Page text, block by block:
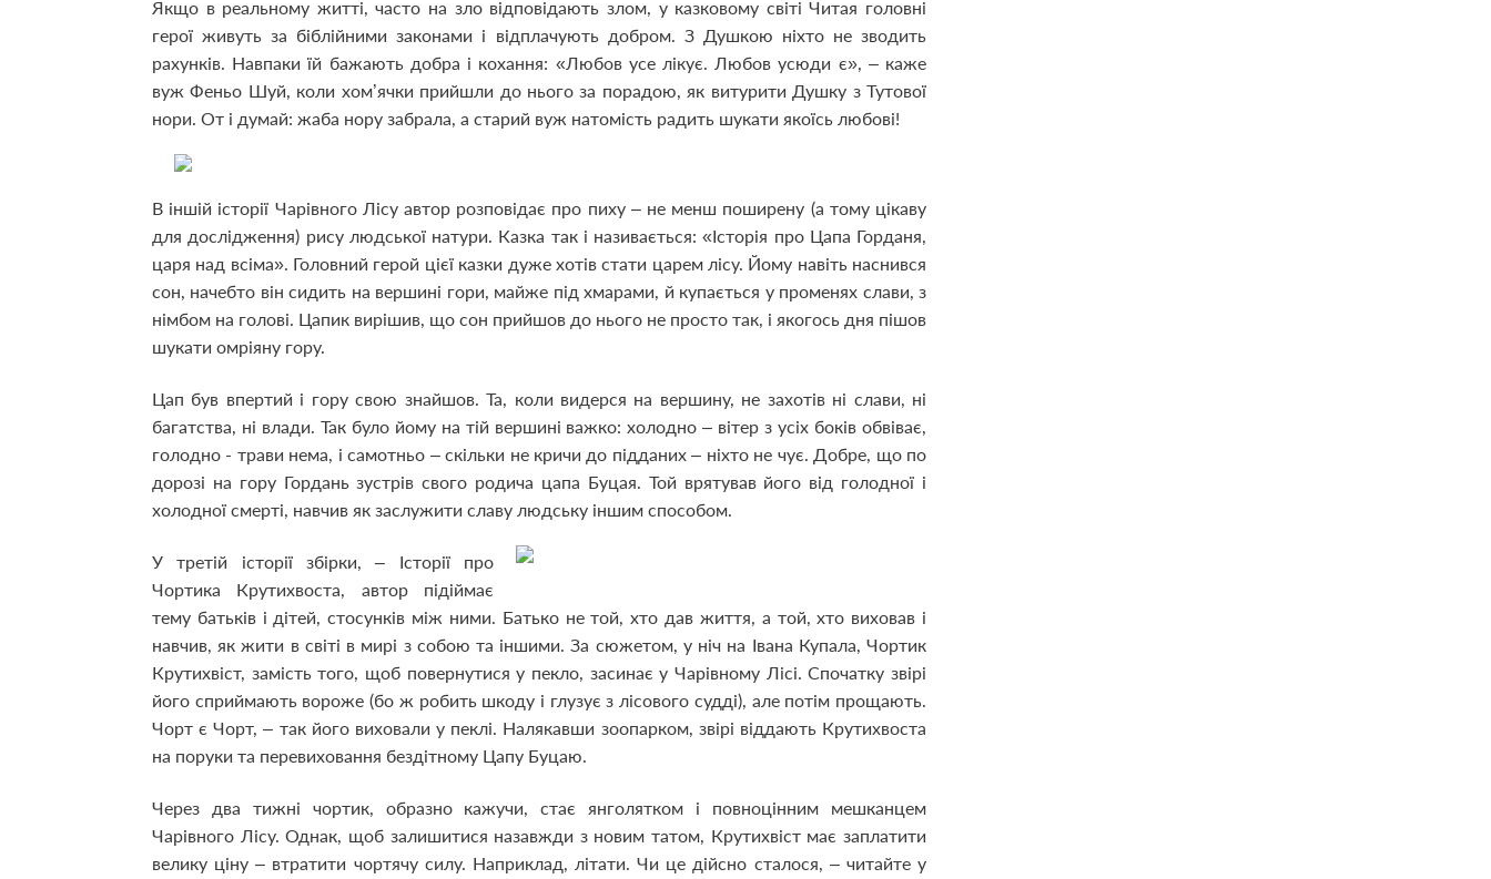
Якщо в реальному житті, часто на зло відповідають злом, у казковому світі Читая головні
герої живуть за біблійними законами і відплачують добром. З Душкою ніхто не зводить
рахунків. Навпаки їй бажають добра і кохання: «Любов усе лікує. Любов усюди є», – каже
вуж Феньо Шуй, коли хом’ячки прийшли до нього за порадою, як витурити Душку з Тутової
нори. От і думай: жаба нору забрала, а старий вуж натомість радить шукати якоїсь любові!
В іншій історії Чарівного Лісу автор розповідає про пиху – не менш поширену (а тому цікаву
для дослідження) рису людської натури. Казка так і називається: «Історія про Цапа Горданя,
царя над всіма». Головний герой цієї казки дуже хотів стати царем лісу. Йому навіть наснився
сон, начебто він сидить на вершині гори, майже під хмарами, й купається у променях слави, з
німбом на голові. Цапик вирішив, що сон прийшов до нього не просто так, і якогось дня пішов
шукати омріяну гору.
Цап був впертий і гору свою знайшов. Та, коли видерся на вершину, не захотів ні слави, ні
багатства, ні влади. Так було йому на тій вершині важко: холодно – вітер з усіх боків обвіває,
голодно - трави нема, і самотньо – скільки не кричи до підданих – ніхто не чує. Добре, що по
дорозі на гору Гордань зустрів свого родича цапа Буцая. Той врятував його від голодної і
холодної смерті, навчив як заслужити славу людську іншим способом.
У третій історії збірки, – Історії про
Чортика Крутихвоста, автор підіймає
тему батьків і дітей, стосунків між ними. Батько не той, хто дав життя, а той, хто виховав і
навчив, як жити в світі в мирі з собою та іншими. За сюжетом, у ніч на Івана Купала, Чортик
Крутихвіст, замість того, щоб повернутися у пекло, засинає у Чарівному Лісі. Спочатку звірі
його сприймають вороже (бо ж робить шкоду і глузує з лісового судді), але потім прощають.
Чорт є Чорт, – так його виховали у пеклі. Налякавши зоопарком, звірі віддають Крутихвоста
на поруки та перевиховання бездітному Цапу Буцаю.
Через два тижні чортик, образно кажучи, стає янголятком і повноцінним мешканцем
Чарівного Лісу. Однак, щоб залишитися назавжди з новим татом, Крутихвіст має заплатити
велику ціну – втратити чортячу силу. Наприклад, літати. Чи це дійсно сталося, – читайте у